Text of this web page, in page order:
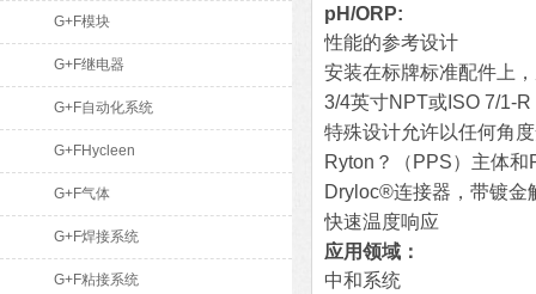
G+F模块
G+F继电器
G+F自动化系统
G+FHycleen
G+F气体
G+F焊接系统
G+F粘接系统
pH/ORP:
性能的参考设计
安装在标牌标准配件上
3/4英寸NPT或ISO 7/1-
特殊设计允许以任何角
Ryton？（PPS）主体
Dryloc®连接器，带镀金
快速温度响应
应用领域：
中和系统